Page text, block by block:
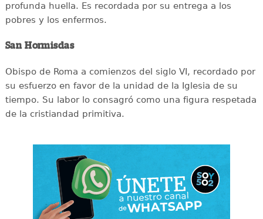
profunda huella. Es recordada por su entrega a los
pobres y los enfermos.
San Hormisdas
Obispo de Roma a comienzos del siglo VI, recordado por
su esfuerzo en favor de la unidad de la Iglesia de su
tiempo. Su labor lo consagró como una figura respetada
de la cristiandad primitiva.